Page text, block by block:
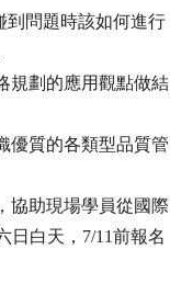
到問題時該如何進行
規劃的應用觀點做結
優質的各類型品質管
協助現場學員從國際
日白天，7/11前報名